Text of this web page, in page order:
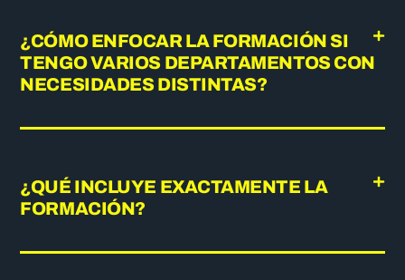
¿CÓMO ENFOCAR LA FORMACIÓN SI
TENGO VARIOS DEPARTAMENTOS CON
NECESIDADES DISTINTAS?
¿QUÉ INCLUYE EXACTAMENTE LA
FORMACIÓN?